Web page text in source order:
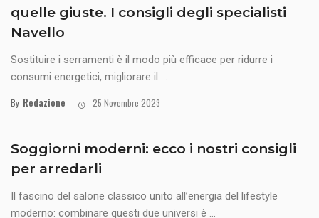
quelle giuste. I consigli degli specialisti
Navello
Sostituire i serramenti è il modo più efficace per ridurre i
consumi energetici, migliorare il ...
By Redazione 25 Novembre 2023
Soggiorni moderni: ecco i nostri consigli
per arredarli
Il fascino del salone classico unito all’energia del lifestyle
moderno: combinare questi due universi è ...